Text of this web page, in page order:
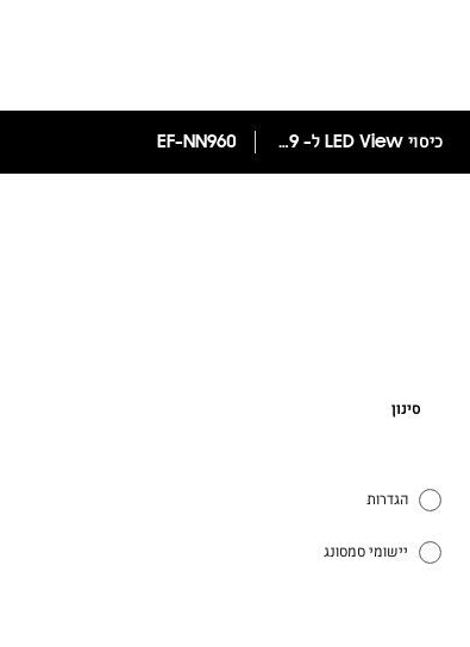
כיסוי LED View ל- Galaxy Note9 EF-NN960
סינון
הגדרות
יישומי סמסונג